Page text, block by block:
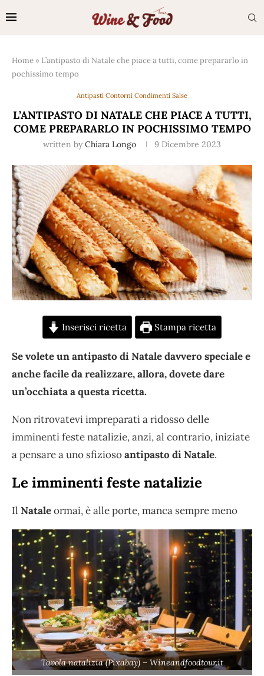
Home » L’antipasto di Natale che piace a tutti, come prepararlo in
pochissimo tempo
Antipasti Contorni Condimenti Salse
L’ANTIPASTO DI NATALE CHE PIACE A TUTTI,
COME PREPARARLO IN POCHISSIMO TEMPO
written by Chiara Longo 9 Dicembre 2023
Inserisci ricetta Stampa ricetta
Se volete un antipasto di Natale davvero speciale e
anche facile da realizzare, allora, dovete dare
un’occhiata a questa ricetta.
Non ritrovatevi impreparati a ridosso delle
imminenti feste natalizie, anzi, al contrario, iniziate
a pensare a uno sfiziosoantipasto di Natale.
Le imminenti feste natalizie
Il Nataleormai, è alle porte, manca sempre meno
Tavola natalizia (Pixabay) – Wineandfoodtour.it